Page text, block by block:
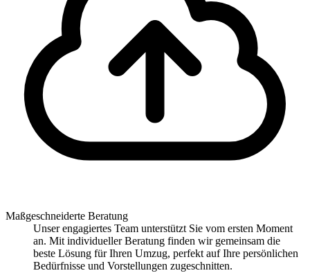
Maßgeschneiderte Beratung
Unser engagiertes Team unterstützt Sie vom ersten Moment
an. Mit individueller Beratung finden wir gemeinsam die
beste Lösung für Ihren Umzug, perfekt auf Ihre persönlichen
Bedürfnisse und Vorstellungen zugeschnitten.